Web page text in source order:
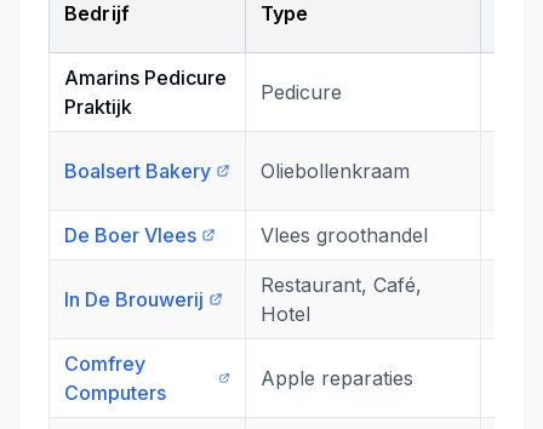
Bedrijf Type
Amarins Pedicure
Praktijk
Pedicure
Boalsert Bakery Oliebollenkraam
De Boer Vlees Vlees groothandel
In De Brouwerij
Restaurant, Café,
Hotel
Comfrey
Computers
Apple reparaties